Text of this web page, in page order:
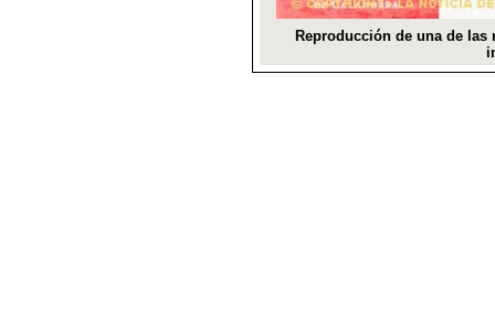
Reproducción de una de las